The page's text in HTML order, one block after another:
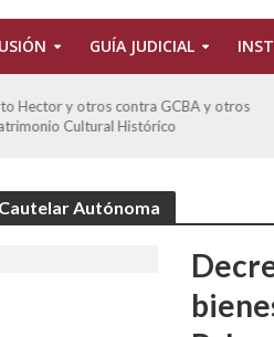
GUÍA JUDICIAL
Hector y otros contra GCBA y otros
Cultural Histórico
Autónoma